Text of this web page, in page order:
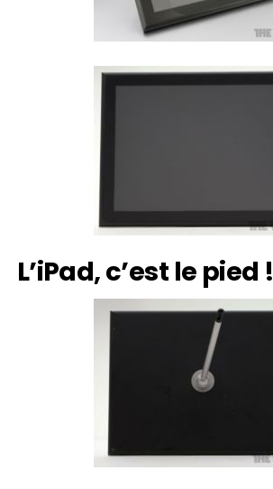
L’iPad, c’est le pied !